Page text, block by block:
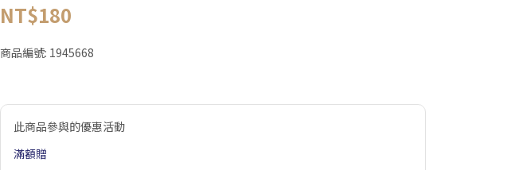
NT$180
商品編號: 1945668
此商品參與的優惠活動
滿額贈